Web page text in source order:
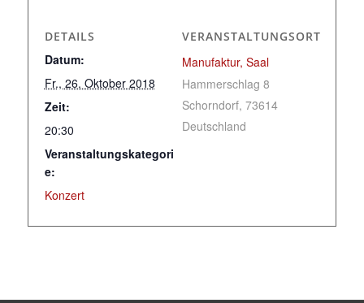
DETAILS
Datum:
Fr., 26. Oktober 2018
Zeit:
20:30
Veranstaltungskategori
e:
Konzert
VERANSTALTUNGSORT
Manufaktur, Saal
Hammerschlag 8
Schorndorf, 73614
Deutschland